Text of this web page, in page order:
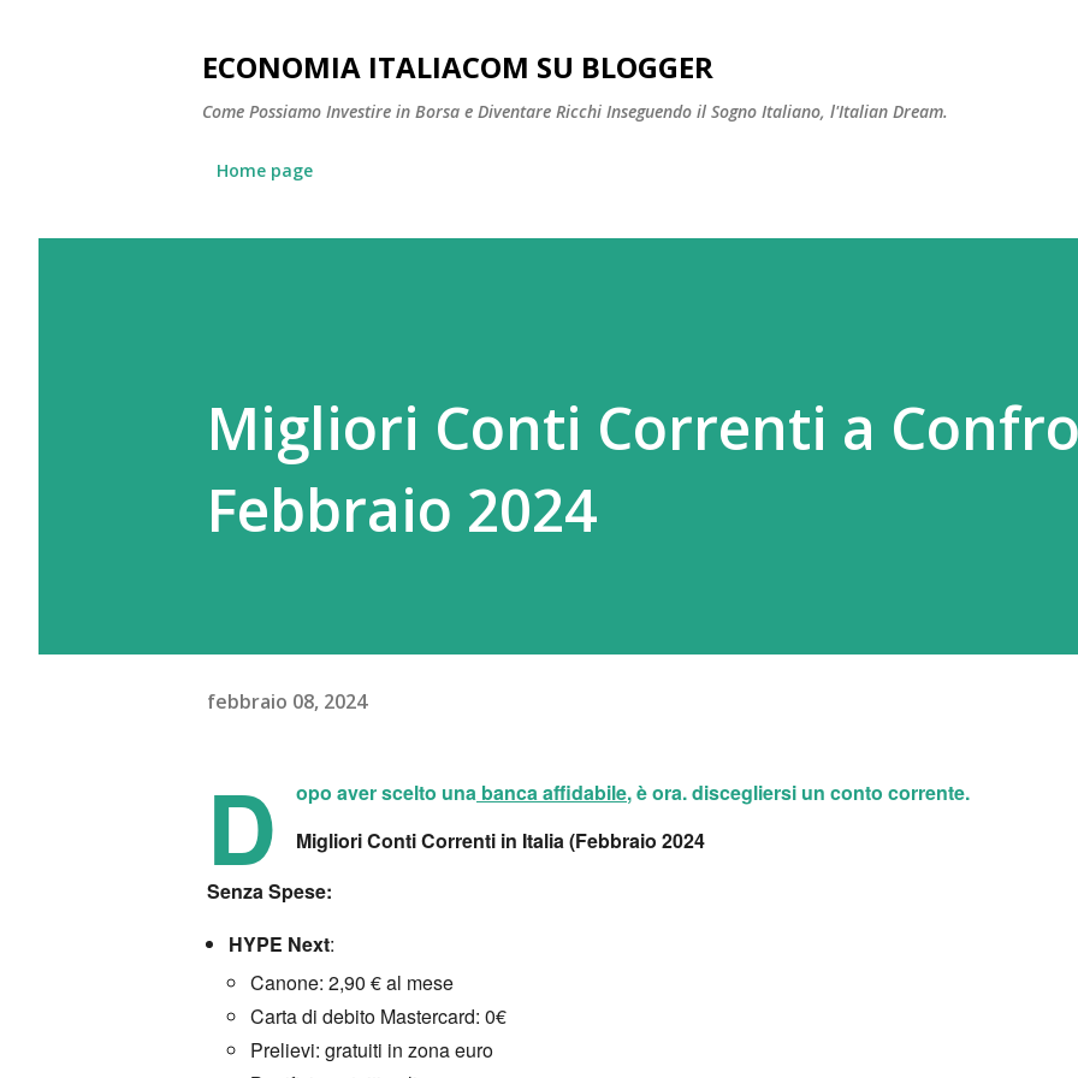
ECONOMIA ITALIACOM SU BLOGGER
Come Possiamo Investire in Borsa e Diventare Ricchi Inseguendo il Sogno Italiano, l'Italian Dream.
Home page
Migliori Conti Correnti a
Febbraio 2024
febbraio 08, 2024
D opo aver scelto una banca affidabile, è ora. discegliersi un conto corrente.
Migliori Conti Correnti in Italia (Febbraio 2024
Senza Spese:
HYPE Next:
Canone: 2,90 € al mese
Carta di debito Mastercard: 0€
Prelievi: gratuiti in zona euro